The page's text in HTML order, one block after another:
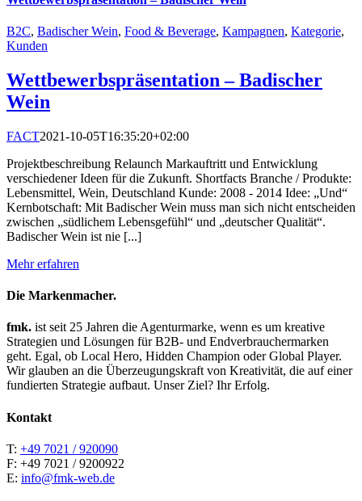
B2C, Badischer Wein, Food & Beverage, Kampagnen, Kategorie,
Kunden
Wettbewerbspräsentation – Badischer
Wein
FACT2021-10-05T16:35:20+02:00
Projektbeschreibung Relaunch Markauftritt und Entwicklung
verschiedener Ideen für die Zukunft. Shortfacts Branche / Produkte:
Lebensmittel, Wein, Deutschland Kunde: 2008 - 2014 Idee: „Und“
Kernbotschaft: Mit Badischer Wein muss man sich nicht entscheiden
zwischen „südlichem Lebensgefühl“ und „deutscher Qualität“.
Badischer Wein ist nie [...]
Mehr erfahren
Die Markenmacher.
fmk. ist seit 25 Jahren die Agenturmarke, wenn es um kreative
Strategien und Lösungen für B2B- und Endverbrauchermarken
geht. Egal, ob Local Hero, Hidden Champion oder Global Player.
Wir glauben an die Überzeugungskraft von Kreativität, die auf einer
fundierten Strategie aufbaut. Unser Ziel? Ihr Erfolg.
Kontakt
T: +49 7021 / 920090
F: +49 7021 / 9200922
E: info@fmk-web.de